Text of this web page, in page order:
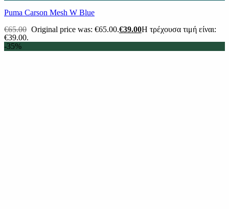
Puma Carson Mesh W Blue
€65.00 Original price was: €65.00.€39.00Η τρέχουσα τιμή είναι:
€39.00.
-35%